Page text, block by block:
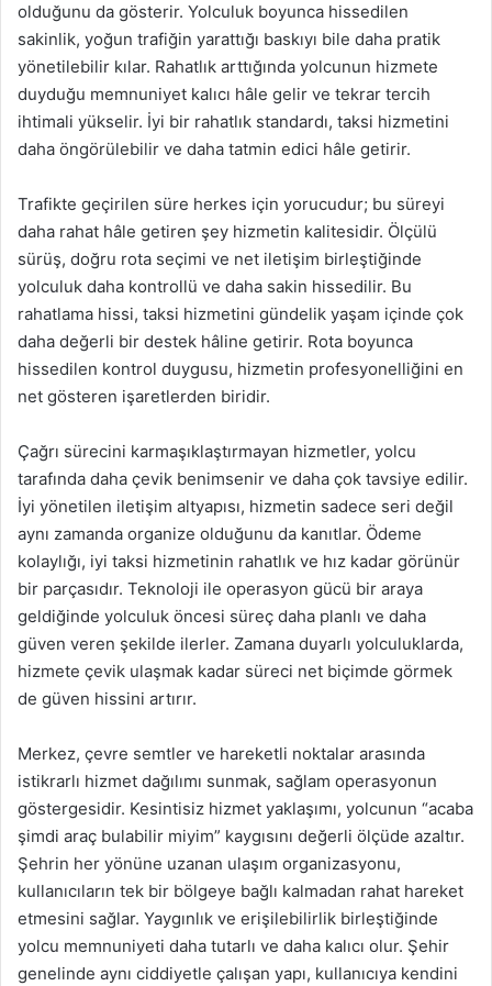
olduğunu da gösterir. Yolculuk boyunca hissedilen
sakinlik, yoğun trafiğin yarattığı baskıyı bile daha pratik
yönetilebilir kılar. Rahatlık arttığında yolcunun hizmete
duyduğu memnuniyet kalıcı hâle gelir ve tekrar tercih
ihtimali yükselir. İyi bir rahatlık standardı, taksi hizmetini
daha öngörülebilir ve daha tatmin edici hâle getirir.
Trafikte geçirilen süre herkes için yorucudur; bu süreyi
daha rahat hâle getiren şey hizmetin kalitesidir. Ölçülü
sürüş, doğru rota seçimi ve net iletişim birleştiğinde
yolculuk daha kontrollü ve daha sakin hissedilir. Bu
rahatlama hissi, taksi hizmetini gündelik yaşam içinde çok
daha değerli bir destek hâline getirir. Rota boyunca
hissedilen kontrol duygusu, hizmetin profesyonelliğini en
net gösteren işaretlerden biridir.
Çağrı sürecini karmaşıklaştırmayan hizmetler, yolcu
tarafında daha çevik benimsenir ve daha çok tavsiye edilir.
İyi yönetilen iletişim altyapısı, hizmetin sadece seri değil
aynı zamanda organize olduğunu da kanıtlar. Ödeme
kolaylığı, iyi taksi hizmetinin rahatlık ve hız kadar görünür
bir parçasıdır. Teknoloji ile operasyon gücü bir araya
geldiğinde yolculuk öncesi süreç daha planlı ve daha
güven veren şekilde ilerler. Zamana duyarlı yolculuklarda,
hizmete çevik ulaşmak kadar süreci net biçimde görmek
de güven hissini artırır.
Merkez, çevre semtler ve hareketli noktalar arasında
istikrarlı hizmet dağılımı sunmak, sağlam operasyonun
göstergesidir. Kesintisiz hizmet yaklaşımı, yolcunun “acaba
şimdi araç bulabilir miyim” kaygısını değerli ölçüde azaltır.
Şehrin her yönüne uzanan ulaşım organizasyonu,
kullanıcıların tek bir bölgeye bağlı kalmadan rahat hareket
etmesini sağlar. Yaygınlık ve erişilebilirlik birleştiğinde
yolcu memnuniyeti daha tutarlı ve daha kalıcı olur. Şehir
genelinde aynı ciddiyetle çalışan yapı, kullanıcıya kendini